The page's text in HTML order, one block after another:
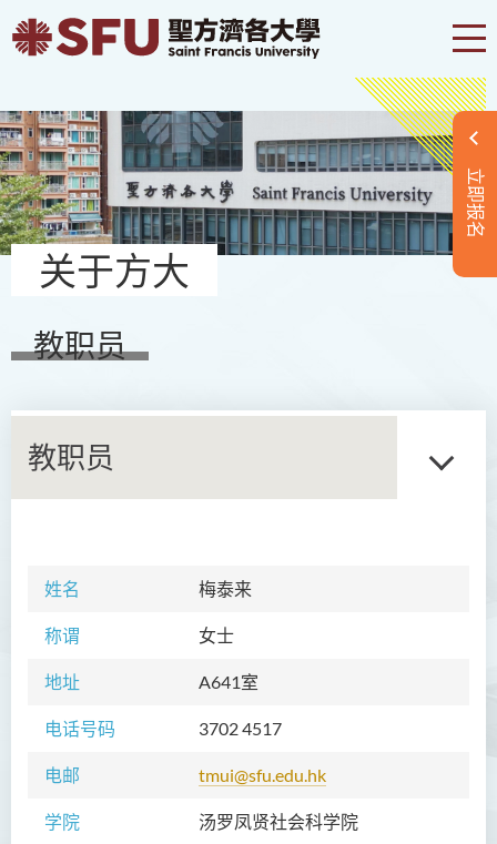
立即报名
关于方大
教职员
教职员
姓名 梅泰来
称谓 女士
地址 A641室
电话号码 3702 4517
电邮 tmui@sfu.edu.hk
学院 汤罗凤贤社会科学院
Dr LAM Chiu Wan